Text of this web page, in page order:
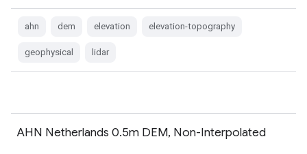
ahn dem elevation elevation-topography
geophysical lidar
AHN Netherlands 0.5m DEM, Non-Interpolated